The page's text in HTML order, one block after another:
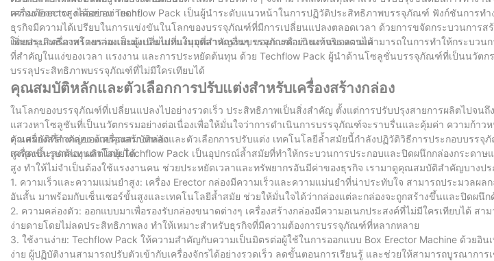
ความต้องการสูงได้อย่างง่ายดาย
เครื่อง Erector กล่องของ Techflow Pack เป็นผู้นำระดับแนวหน้าในการปฏิวัติประสิทธิภาพบรรจุภัณฑ์ ฟังก์ชันการท
ธุรกิจมีความได้เปรียบในการแข่งขันในโลกของบรรจุภัณฑ์ที่มีการเปลี่ยนแปลงตลอดเวลา ด้วยการขจัดกระบวนการส
เพิ่มประสิทธิภาพโดยรวมและมุ่งเน้นไปที่แง่มุมที่สำคัญอื่นๆ ของการดำเนินงานของตนได้
โดยสรุป เครื่องสร้างกล่องเป็นผู้เปลี่ยนเกมในอุตสาหกรรมบรรจุภัณฑ์อย่างแท้จริง ความสามารถในการทำให้กระบวน
ที่สำคัญในแง่ของเวลา แรงงาน และการประหยัดต้นทุน ด้วย Techflow Pack ผู้นำด้านโซลูชั่นบรรจุภัณฑ์ที่เป็นนวัตก
บรรลุประสิทธิภาพบรรจุภัณฑ์ที่ไม่มีใครเทียบได้
คุณสมบัติหลักและตัวเลือกการปรับแต่งสำหรับเครื่องสร้างกล่อง
ในโลกของบรรจุภัณฑ์ที่เปลี่ยนแปลงไปอย่างรวดเร็ว ประสิทธิภาพเป็นสิ่งสำคัญ ตั้งแต่การปรับปรุงสายการผลิตไปจนถึ
แสวงหาโซลูชันที่เป็นนวัตกรรมอย่างต่อเนื่องเพื่อให้มั่นใจว่าการดำเนินการบรรจุภัณฑ์จะราบรื่นและคุ้มค่า ความก้าว
ตัวเครื่องสร้างกล่อง ด้วยคุณสมบัติหลักและตัวเลือกการปรับแต่ง เทคโนโลยีล้ำสมัยนี้กำลังปฏิวัติวิธีการประกอบบรร
สูงสุดและลดต้นทุนค่าโสหุ้ยได้
คุณสมบัติที่สำคัญของเครื่องสร้างกล่อง
เครื่องขึ้นรูปกล่อง ผลิตโดย Techflow Pack เป็นอุปกรณ์ล้ำสมัยที่ทำให้กระบวนการประกอบและปิดผนึกกล่องกระดา
สูง ทำให้ไม่จำเป็นต้องใช้แรงงานคน ช่วยประหยัดเวลาและทรัพยากรอันมีค่าของธุรกิจ เรามาดูคุณสมบัติสำคัญบางป
1. ความเร็วและความแม่นยำสูง: เครื่อง Erector กล่องมีความเร็วและความแม่นยำที่น่าประทับใจ สามารถประมวลผล
อันสั้น มาพร้อมกับเซ็นเซอร์ขั้นสูงและเทคโนโลยีล้ำสมัย ช่วยให้มั่นใจได้ว่ากล่องแต่ละกล่องจะถูกสร้างขึ้นและปิดผนึ
2. ความคล่องตัว: ออกแบบมาเพื่อรองรับกล่องขนาดต่างๆ เครื่องสร้างกล่องมีความอเนกประสงค์ที่ไม่มีใครเทียบได้ สา
ง่ายดายโดยไม่ลดประสิทธิภาพลง ทำให้เหมาะสำหรับธุรกิจที่มีความต้องการบรรจุภัณฑ์ที่หลากหลาย
3. ใช้งานง่าย: Techflow Pack ให้ความสำคัญกับความเป็นมิตรต่อผู้ใช้ในการออกแบบ Box Erector Machine ด้วยอิน
ง่าย ผู้ปฏิบัติงานสามารถปรับตัวเข้ากับเครื่องจักรได้อย่างรวดเร็ว ลดขั้นตอนการเรียนรู้ และช่วยให้สามารถบูรณากา